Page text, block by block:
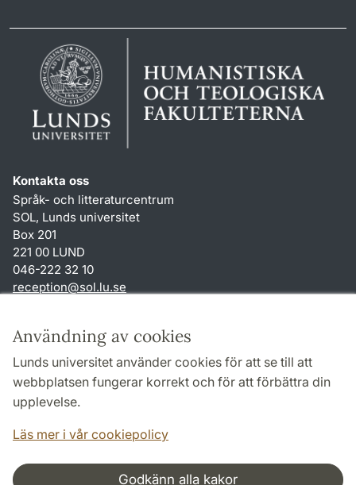
Användning av cookies
Lunds universitet använder cookies för att se till att
webbplatsen fungerar korrekt och för att förbättra din
upplevelse.
Läs mer i vår cookiepolicy
Godkänn alla kakor
Kontakta oss
Språk- och litteraturcentrum
SOL, Lunds universitet
Box 201
221 00 LUND
046-222 32 10
reception@sol.lu.se
Genvägar
Om webbplatsen och cookies
Behandling av personuppgifter
Tillgänglighetsredogörelse